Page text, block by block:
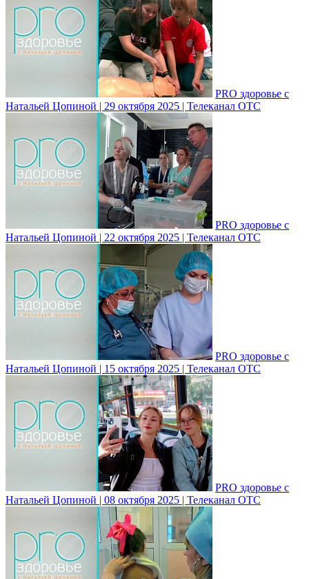
PRO здоровье с
Натальей Цопиной | 29 октября 2025 | Телеканал ОТС
PRO здоровье с
Натальей Цопиной | 22 октября 2025 | Телеканал ОТС
PRO здоровье с
Натальей Цопиной | 15 октября 2025 | Телеканал ОТС
PRO здоровье с
Натальей Цопиной | 08 октября 2025 | Телеканал ОТС